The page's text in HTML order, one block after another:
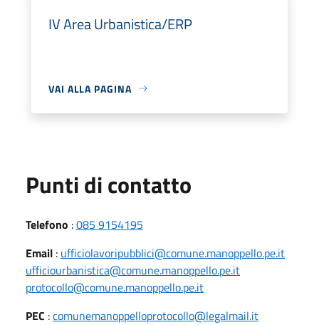
IV Area Urbanistica/ERP
VAI ALLA PAGINA
Punti di contatto
Telefono :085 9154195
Email : ufficiolavoripubblici@comune.manoppello.pe.it
ufficiourbanistica@comune.manoppello.pe.it
protocollo@comune.manoppello.pe.it
PEC :comunemanoppelloprotocollo@legalmail.it